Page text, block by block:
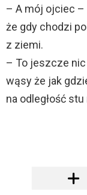
– A mój ojciec –
że gdy chodzi
z ziemi.
– To jeszcze
wąsy że jak
na odległość